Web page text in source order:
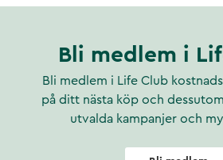
Bli medlem i
Bli medlem i Life Club
på ditt nästa köp och
utvalda kampanjer och